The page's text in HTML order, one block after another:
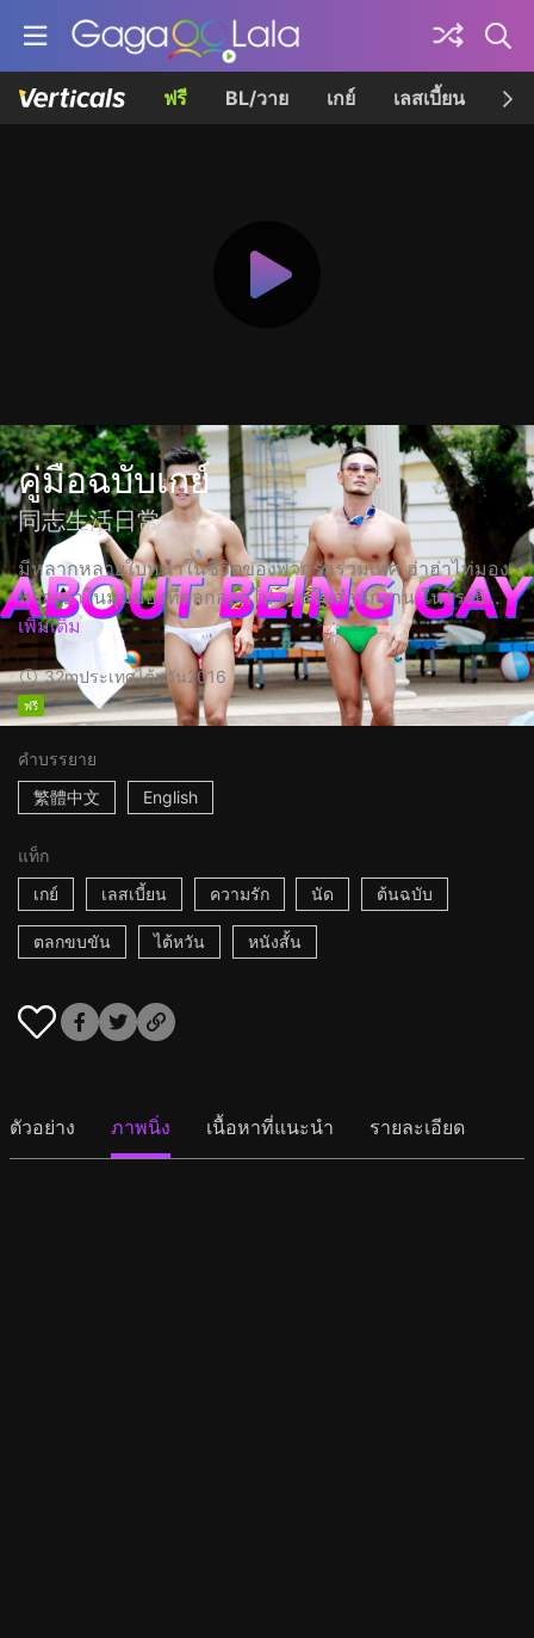
ฟรี BL/วาย เกย์ เลสเบี้ยน เค
คู่มือฉบับเกย์
同志生活日常
มีหลากหลายใบหน้าในชีวิตของพวกรักร่วมเพศ ฮ่าฮ่าไท่มอง
พวกเขาในมุมมองที่ตลกออกไป เช่นในสำนักงาน ในโรงยิ...
เพิ่มเติม
32mประเทศไต้หวัน2016
ฟรี
คำบรรยาย
繁體中文
English
แท็ก
เกย์
เลสเบี้ยน ความรัก นัด ต้นฉบับ
ตลกขบขัน ไต้หวัน หนังสั้น
ตัวอย่าง ภาพนิ่ง เนื้อหาที่แนะนำ รายละเอียด